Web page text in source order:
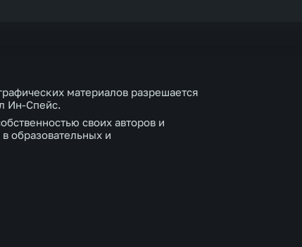
материалов разрешается
Ин-Спейс.
своих авторов и
образовательных и